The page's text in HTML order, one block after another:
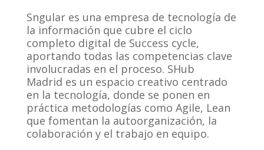
Sngular es una empresa de tecnología de
la información que cubre el ciclo
completo digital de Success cycle,
aportando todas las competencias clave
involucradas en el proceso. SHub
Madrid es un espacio creativo centrado
en la tecnología, donde se ponen en
práctica metodologías como Agile, Lean
que fomentan la autoorganización, la
colaboración y el trabajo en equipo.